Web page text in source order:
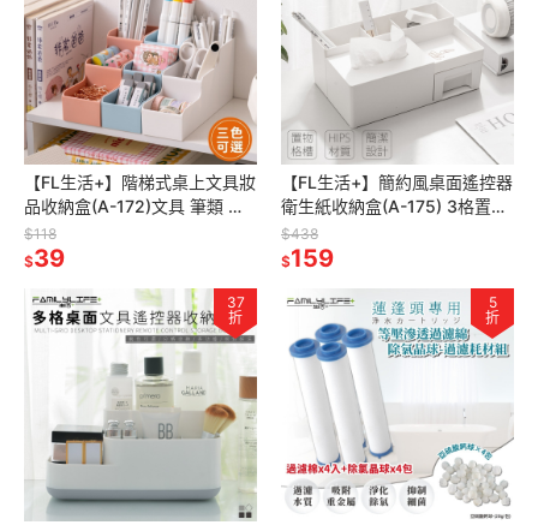
【FL生活+】階梯式桌上文具妝
品收納盒(A-172)文具 筆類 口
紅 妝品收納 3槽階梯式收納 可
並聯使用 HIPS材質
$118
$39
【FL生活+】簡約風桌面遙控器
衛生紙收納盒(A-175) 3格置物
槽 小置物平台 密封式抽屜 分隔
收納 拿取方便
$438
$159
37
折
5
折